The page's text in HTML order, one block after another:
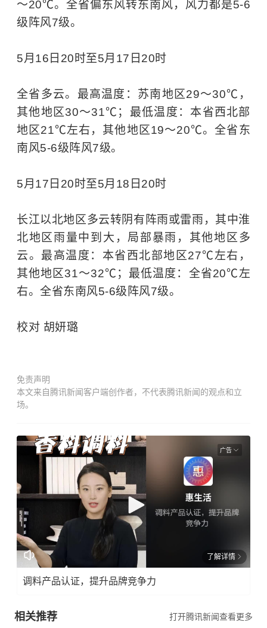
～20℃。全省偏东风转东南风，风力都是5-6
级阵风7级。
5月16日20时至5月17日20时
全省多云。最高温度：苏南地区29～30℃，
其他地区30～31℃；最低温度：本省西北部
地区21℃左右，其他地区19～20℃。全省东
南风5-6级阵风7级。
5月17日20时至5月18日20时
长江以北地区多云转阴有阵雨或雷雨，其中淮
北地区雨量中到大，局部暴雨，其他地区多
云。最高温度：本省西北部地区27℃左右，
其他地区31～32℃；最低温度：全省20℃左
右。全省东南风5-6级阵风7级。
校对 胡妍璐
免责声明
本文来自腾讯新闻客户端创作者，不代表腾讯新闻的观点和立
场。
广告
了解详情
调料产品认证，提升品牌竞争力
相关推荐 打开腾讯新闻查看更多